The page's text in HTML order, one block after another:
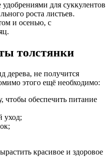
для суккулентов
роста листьев.
и осенью, с
толстянки
дерева, не получится
этого ещё необходимо:
чтобы обеспечить питание
уход;
красивое и здоровое